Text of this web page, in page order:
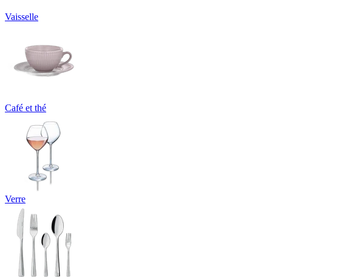
Vaisselle
Café et thé
Verre